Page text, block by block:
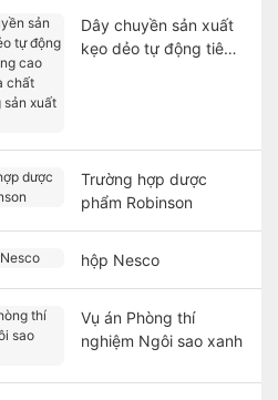
Dây chuyền sản xuất
kẹo dẻo tự động tiên
Trường hợp dược
phẩm Robinson
hộp Nesco
Vụ án Phòng thí
nghiệm Ngôi sao xanh